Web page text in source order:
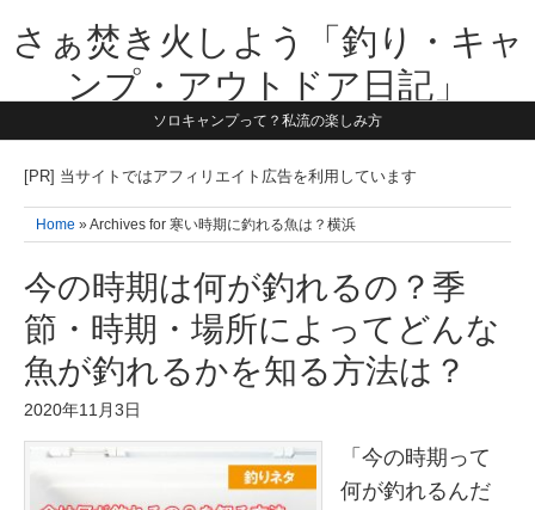
さぁ焚き火しよう「釣り・キャ
ンプ・アウトドア日記」
【テーマは子供と一緒に本気で遊ぶ】1981年うまれ・横浜在住。妻と3
す。同じ世代のお父さんに読んで頂けたら嬉しいです！よろしくお願い
ソロキャンプって？私流の楽しみ方
[PR] 当サイトではアフィリエイト広告を利用しています
Home » Archives for 寒い時期に釣れる魚は？横浜
今の時期は何が釣れるの？季
節・時期・場所によってどんな
魚が釣れるかを知る方法は？
2020年11月3日
「今の時期って
何が釣れるんだ